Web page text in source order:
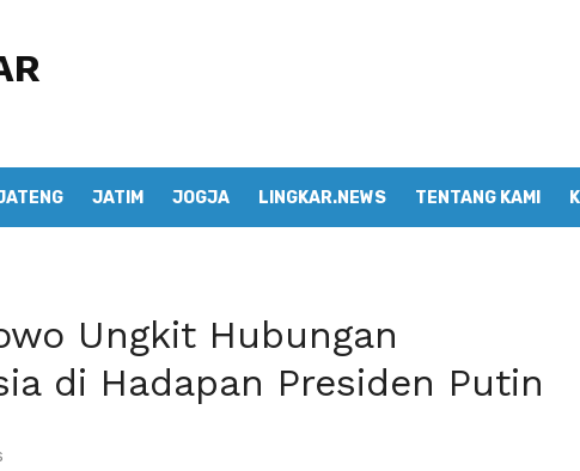
JATIM JOGJA LINGKAR.NEWS TENTANG KAMI
Ungkit Hubungan
di Hadapan Presiden Putin